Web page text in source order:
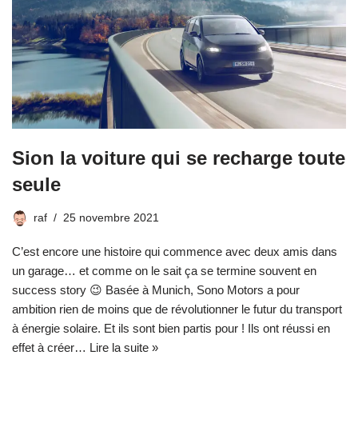
Sion la voiture qui se recharge toute
seule
raf 25 novembre 2021
C’est encore une histoire qui commence avec deux amis dans
un garage… et comme on le sait ça se termine souvent en
success story 😉 Basée à Munich, Sono Motors a pour
ambition rien de moins que de révolutionner le futur du transport
à énergie solaire. Et ils sont bien partis pour ! Ils ont réussi en
effet à créer… Lire la suite »